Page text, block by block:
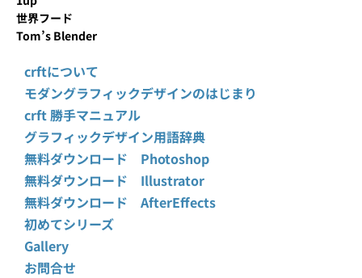
世界フード
Tom’s Blender
crftについて
モダングラフィックデザインのはじまり
crft 勝手マニュアル
グラフィックデザイン用語辞典
無料ダウンロード Photoshop
無料ダウンロード Illustrator
無料ダウンロード AfterEffects
初めてシリーズ
Gallery
お問合せ